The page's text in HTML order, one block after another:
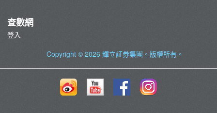
查數網
登入
Copyright © 2026 輝立証券集團 。版權所有。